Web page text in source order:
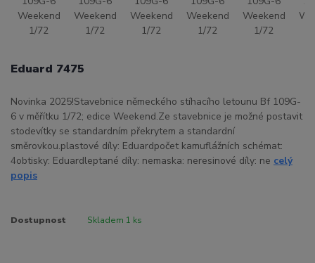
Eduard 7475
Novinka 2025!Stavebnice německého stíhacího letounu Bf 109G-
6 v měřítku 1/72; edice Weekend.Ze stavebnice je možné postavit
stodevítky se standardním překrytem a standardní
směrovkou.plastové díly: Eduardpočet kamuflážních schémat:
4obtisky: Eduardleptané díly: nemaska: neresinové díly: ne celý
popis
Dostupnost Skladem 1 ks